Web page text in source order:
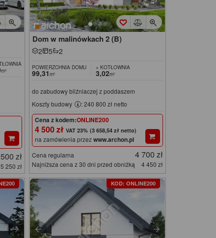
m²
zł
5 250 zł
Dom w malinówkach 2 (B)
2 5 2
POWIERZCHNIA DOMU
99,31m²
+ KOTŁOWNIA
3,02m²
do zabudowy bliźniaczej z poddaszem
Koszty budowy
: 240 800 zł netto
Cena z kodem:ONLINE200
4 500 zł (3 658,54 zł netto)
na zamówienia przezwww.archon.pl
Cena regularna 4 700 zł
Najniższa cena z 30 dni przed obniżką 4 450 zł
KOD: ONLINE200